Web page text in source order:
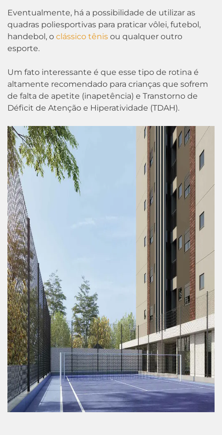
Eventualmente, há a possibilidade de utilizar as
quadras poliesportivas para praticar vôlei, futebol,
handebol, o clássico tênis ou qualquer outro
esporte.
Um fato interessante é que esse tipo de rotina é
altamente recomendado para crianças que sofrem
de falta de apetite (inapetência) e Transtorno de
Déficit de Atenção e Hiperatividade (TDAH).